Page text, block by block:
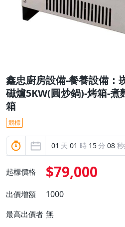
鑫忠廚房設備-餐養設備：
磁爐5KW(圓炒鍋)-烤箱-煮
箱
競標
01 天 01 時 15分 07
起標價格 $79,000
出價增額 1000
最高出價者 無